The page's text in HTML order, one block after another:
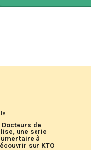
Docteurs de
une série
à
sur KTO